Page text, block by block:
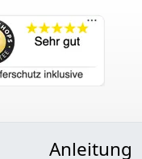
Anleitung